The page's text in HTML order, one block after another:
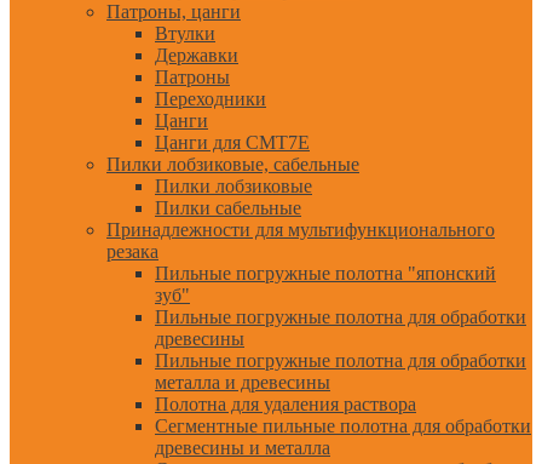
Патроны, цанги
Втулки
Державки
Патроны
Переходники
Цанги
Цанги для CMT7E
Пилки лобзиковые, сабельные
Пилки лобзиковые
Пилки сабельные
Принадлежности для мультифункционального
резака
Пильные погружные полотна "японский
зуб"
Пильные погружные полотна для обработки
древесины
Пильные погружные полотна для обработки
металла и древесины
Полотна для удаления раствора
Сегментные пильные полотна для обработки
древесины и металла